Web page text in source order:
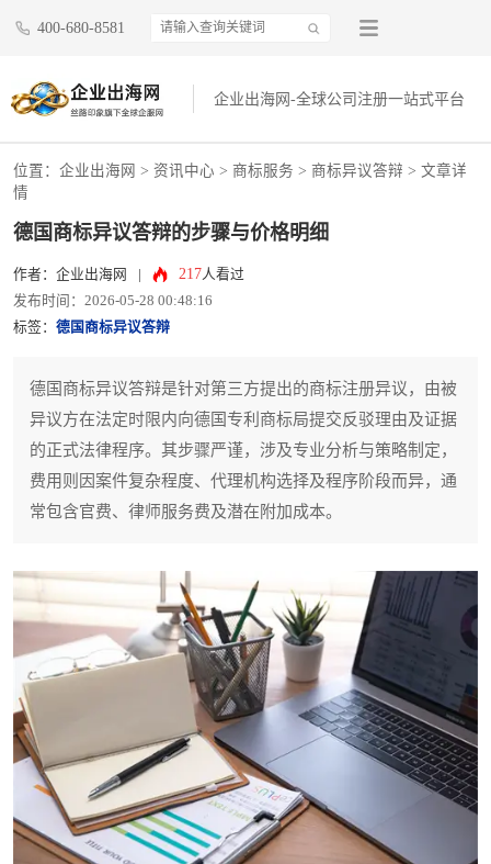
400-680-8581
企业出海网-全球公司注册一站式平台
位置： 企业出海网 > 资讯中心 > 商标服务 > 商标异议答辩 > 文章详
情
德国商标异议答辩的步骤与价格明细
作者：企业出海网 217人看过
发布时间：2026-05-28 00:48:16
标签： 德国商标异议答辩
德国商标异议答辩是针对第三方提出的商标注册异议，由被
异议方在法定时限内向德国专利商标局提交反驳理由及证据
的正式法律程序。其步骤严谨，涉及专业分析与策略制定，
费用则因案件复杂程度、代理机构选择及程序阶段而异，通
常包含官费、律师服务费及潜在附加成本。